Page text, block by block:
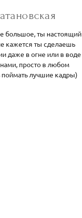
большое, ты настоящий
кажется ты сделаешь
даже в огне или в воде
просто в любом
лучшие кадры)